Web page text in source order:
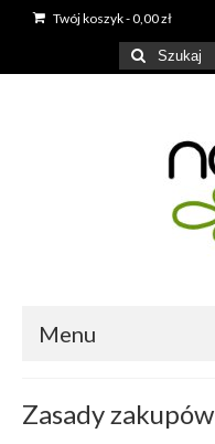
Twój koszyk-0,00zł
Szuklaj
w:
Menu
Zasady zakupów